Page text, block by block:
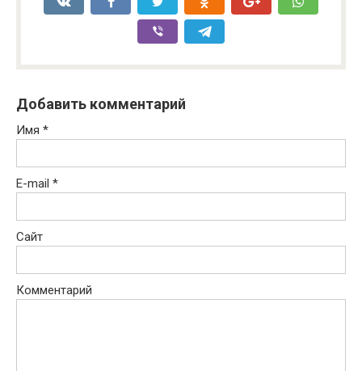
Добавить комментарий
Имя *
E-mail *
Сайт
Комментарий